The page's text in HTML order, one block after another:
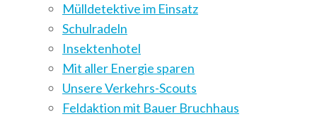
Mülldetektive im Einsatz
Schulradeln
Insektenhotel
Mit aller Energie sparen
Unsere Verkehrs-Scouts
Feldaktion mit Bauer Bruchhaus